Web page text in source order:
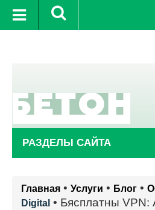
8 авг.
РАЗДЕЛЫ САЙТА
Главная • Услуги • Блог •
Digital • Бясплатны VPN: